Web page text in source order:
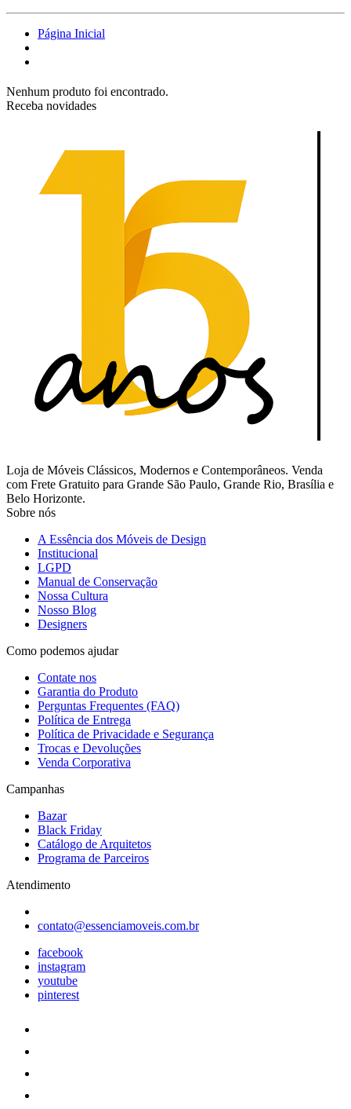
Página Inicial
Nenhum produto foi encontrado.
Receba novidades
Loja de Móveis Clássicos, Modernos e Contemporâneos. Venda
com Frete Gratuito para Grande São Paulo, Grande Rio, Brasília e
Belo Horizonte.
Sobre nós
A Essência dos Móveis de Design
Institucional
LGPD
Manual de Conservação
Nossa Cultura
Nosso Blog
Designers
Como podemos ajudar
Contate nos
Garantia do Produto
Perguntas Frequentes (FAQ)
Política de Entrega
Política de Privacidade e Segurança
Trocas e Devoluções
Venda Corporativa
Campanhas
Bazar
Black Friday
Catálogo de Arquitetos
Programa de Parceiros
Atendimento
contato@essenciamoveis.com.br
facebook
instagram
youtube
pinterest